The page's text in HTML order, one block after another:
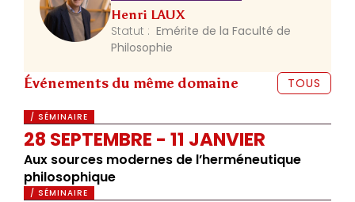
Henri LAUX
Statut : Emérite de la Faculté de
Philosophie
Événements du même domaine TOUS
/ SÉMINAIRE
28 SEPTEMBRE - 11 JANVIER
Aux sources modernes de l’herméneutique
philosophique
/ SÉMINAIRE